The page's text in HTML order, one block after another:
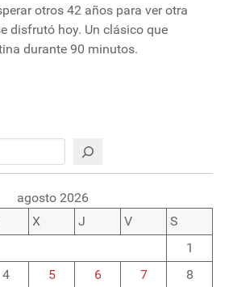
otros 42 años para ver otra
disfrutó hoy. Un clásico que
durante 90 minutos.
Buscar
agosto 2026
X J V
S
1
4 5 6 7
8